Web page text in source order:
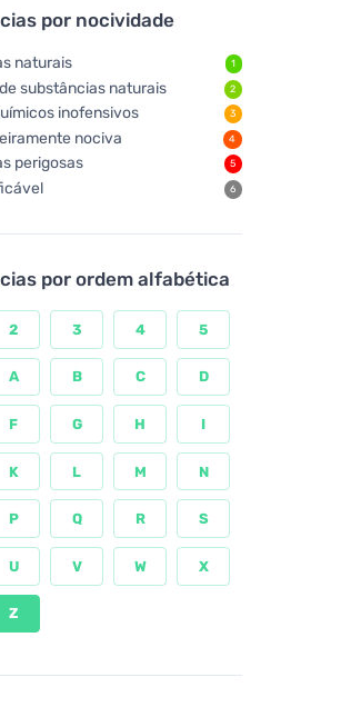
por nocividade
naturais 1
substâncias naturais 2
inofensivos 3
nociva 4
perigosas 5
6
por ordem alfabética
2 3 4 5
A B C D
F G H I
K L M N
P Q R S
U V W X
Z